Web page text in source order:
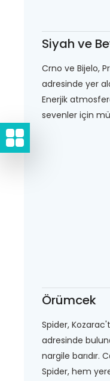
Siyah ve
Crno ve Bijelo,
adresinde yer
Enerjik
sevenler için
Örümcek
Spider,
adresinde
nargile barıdır.
Spider, hem